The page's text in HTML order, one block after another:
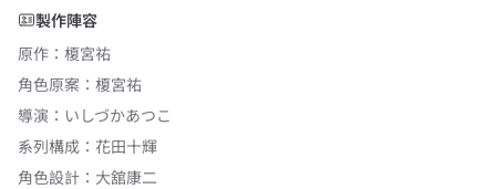
製作陣容
原作 ： 榎宮祐
角色原案 ： 榎宮祐
導演 ： いしづかあつこ
系列構成 ： 花田十輝
角色設計 ： 大舘康二